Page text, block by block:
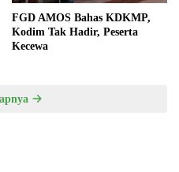
FGD AMOS Bahas KDKMP,
Kodim Tak Hadir, Peserta
Kecewa